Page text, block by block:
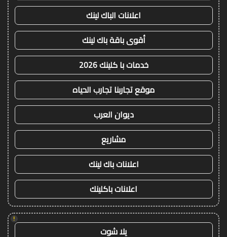
اعلانات الباك لينك
أقوى باقة باك لينك
خدمات با كلينك 2026
موقع تجاربنا تجارب الحياه
ديوان العرب
مشاريع
اعلانات باك لينك
اعلانات باكلينك
!
يلا شوت